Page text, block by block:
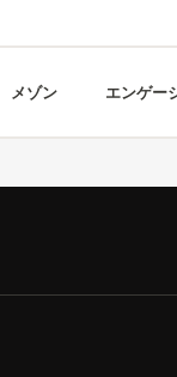
メゾン エンゲー